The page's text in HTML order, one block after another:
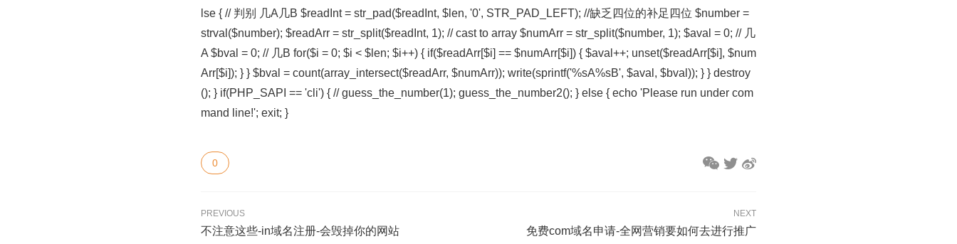
lse { // 判别 几A几B $readInt = str_pad($readInt, $len, '0', STR_PAD_LEFT); //缺乏四位的补足四位 $number =
strval($number); $readArr = str_split($readInt, 1); // cast to array $numArr = str_split($number, 1); $aval = 0; // 几
A $bval = 0; // 几B for($i = 0; $i < $len; $i++) { if($readArr[$i] == $numArr[$i]) { $aval++; unset($readArr[$i], $num
Arr[$i]); } } $bval = count(array_intersect($readArr, $numArr)); write(sprintf('%sA%sB', $aval, $bval)); } } destroy
(); } if(PHP_SAPI == 'cli') { // guess_the_number(1); guess_the_number2(); } else { echo 'Please run under com
mand line!'; exit; }
0
PREVIOUS
不注意这些-in域名注册-会毁掉你的网站
NEXT
免费com域名申请-全网营销要如何去进行推广